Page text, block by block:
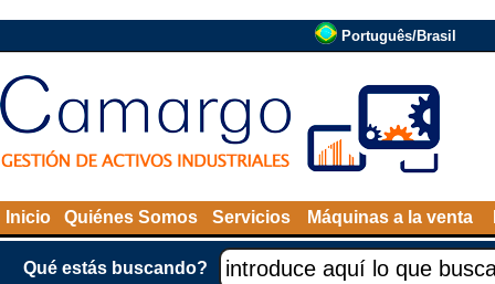
Português/Brasil
Inicio Quiénes Somos Servicios Máquinas a la venta
Qué estás buscando?